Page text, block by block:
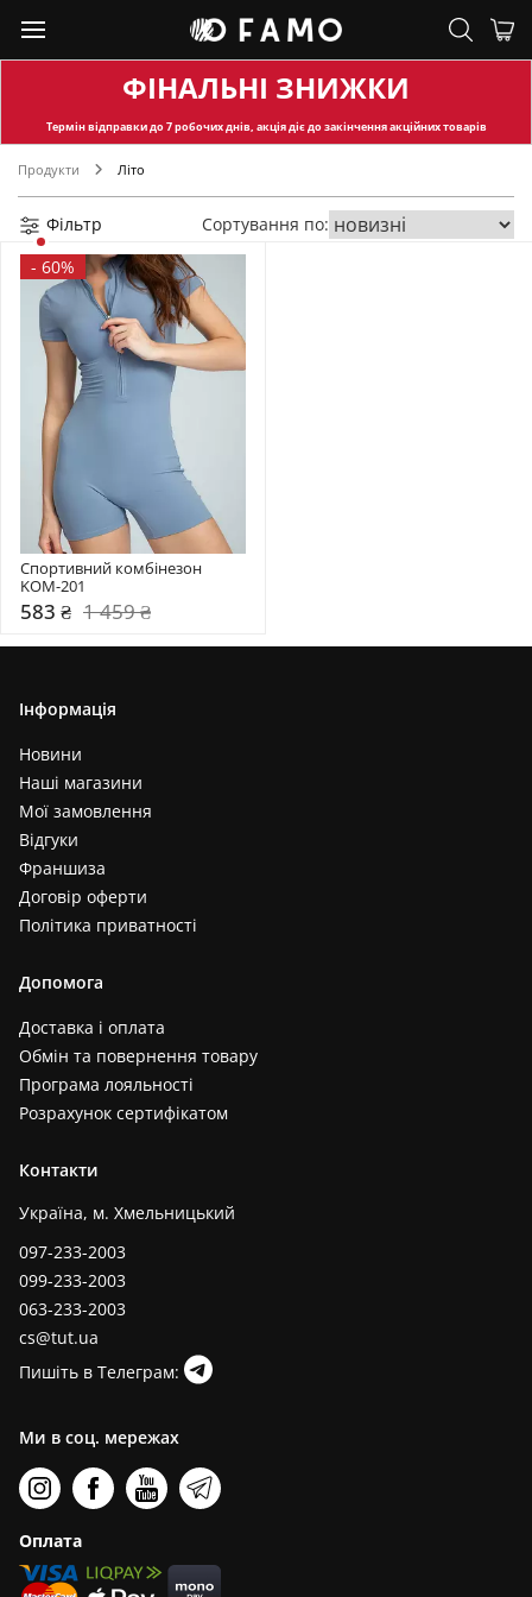
ФІНАЛЬНІ ЗНИЖКИ
Термін відправкидо 7 робочих днів, акція діє до закінчення акційних товарів
Продукти Літо
Фільтр
Сортування по:
- 60%
Спортивний комбінезон
KOM-201
583 ₴ 1 459 ₴
Інформація
Новини
Наші магазини
Мої замовлення
Відгуки
Франшиза
Договір оферти
Політика приватності
Допомога
Доставка і оплата
Обмін та повернення товару
Програма лояльності
Розрахунок сертифікатом
Контакти
Україна, м. Хмельницький
097-233-2003
099-233-2003
063-233-2003
cs@tut.ua
Пишіть в Телеграм:
Ми в соц. мережах
Оплата